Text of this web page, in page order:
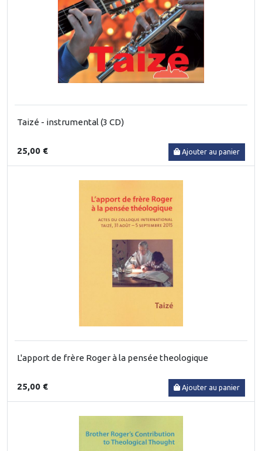
Taizé - instrumental (3 CD)
25,00 € Ajouter au panier
L'apport de frère Roger à la pensée theologique
25,00 € Ajouter au panier